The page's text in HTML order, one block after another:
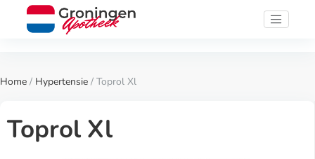
Home / Hypertensie / Toprol Xl
Toprol Xl